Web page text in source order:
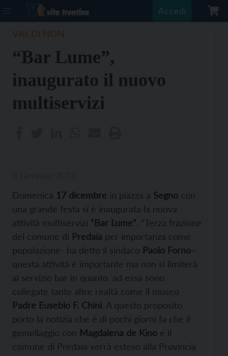
Accedi
“Bar Lume”,
inaugurato il nuovo
multiservizi
Domenica 17 dicembre in piazza a Segno con
una grande festa si è inaugurata la nuova
attività multiservizi “Bar Lume”. “Terza frazione
del comune di Predaia per importanza come
popolazione- ha detto il sindaco Paolo Forno–
questa attività è importante ma non si limiterà
al servizio bar in quanto, ad essa sono
collegate tante altre realtà come il museo
Padre Eusebio F. Chini. A questo proposito
porto la notizia che è di pochi giorni fa che il
gemellaggio con Magdalena de Kino e il
comune di Predaia verrà esteso alla Provincia